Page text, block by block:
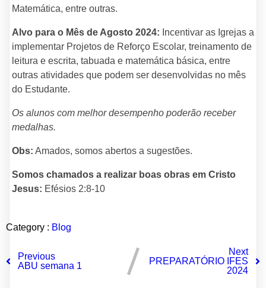
Matemática, entre outras.
Alvo para o Mês de Agosto 2024: Incentivar as Igrejas a
implementar Projetos de Reforço Escolar, treinamento de
leitura e escrita, tabuada e matemática básica, entre
outras atividades que podem ser desenvolvidas no mês
do Estudante.
Os alunos com melhor desempenho poderão receber
medalhas.
Obs: Amados, somos abertos a sugestões.
Somos chamados a realizar boas obras em Cristo
Jesus: Efésios 2:8-10
Category : Blog
Previous
ABU semana 1
Next
PREPARATÓRIO IFES
2024